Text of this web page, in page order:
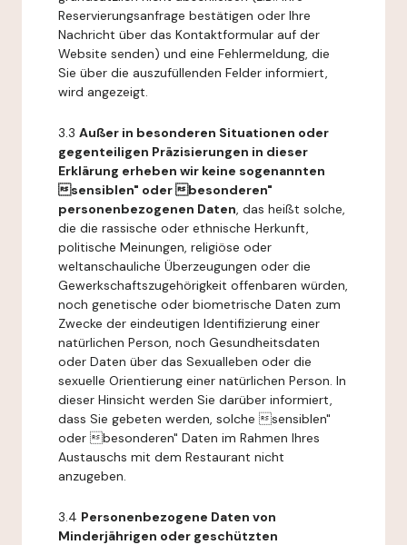
Reservierungsanfrage bestätigen oder Ihre
Nachricht über das Kontaktformular auf der
Website senden) und eine Fehlermeldung, die
Sie über die auszufüllenden Felder informiert,
wird angezeigt.
3.3 Außer in besonderen Situationen oder
gegenteiligen Präzisierungen in dieser
Erklärung erheben wir keine sogenannten
sensiblen" oder besonderen"
personenbezogenen Daten, das heißt solche,
die die rassische oder ethnische Herkunft,
politische Meinungen, religiöse oder
weltanschauliche Überzeugungen oder die
Gewerkschaftszugehörigkeit offenbaren würden,
noch genetische oder biometrische Daten zum
Zwecke der eindeutigen Identifizierung einer
natürlichen Person, noch Gesundheitsdaten
oder Daten über das Sexualleben oder die
sexuelle Orientierung einer natürlichen Person. In
dieser Hinsicht werden Sie darüber informiert,
dass Sie gebeten werden, solche sensiblen"
oder besonderen" Daten im Rahmen Ihres
Austauschs mit dem Restaurant nicht
anzugeben.
3.4 Personenbezogene Daten von
Minderjährigen oder geschützten